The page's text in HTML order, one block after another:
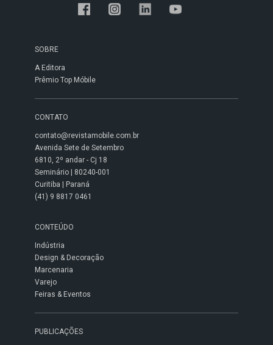
SOBRE
A Editora
Prêmio Top Móbile
CONTATO
contato@revistamobile.com.br
Avenida Sete de Setembro
6810, 2º andar - Cj 18
Seminário | 80240-001
Curitiba | Paraná
(41) 9 8817 0461
CONTEÚDO
Indústria
Design & Decoração
Marcenaria
Varejo
Feiras & Eventos
PUBLICAÇÕES